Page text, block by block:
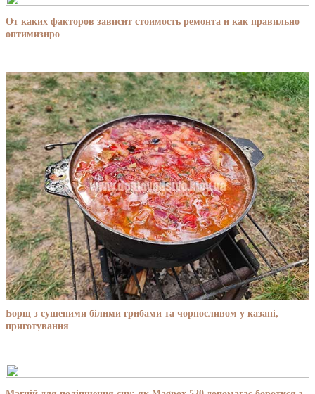
От каких факторов зависит стоимость ремонта и как правильно
оптимизиро
Борщ з сушеними білими грибами та чорносливом у казані,
приготування